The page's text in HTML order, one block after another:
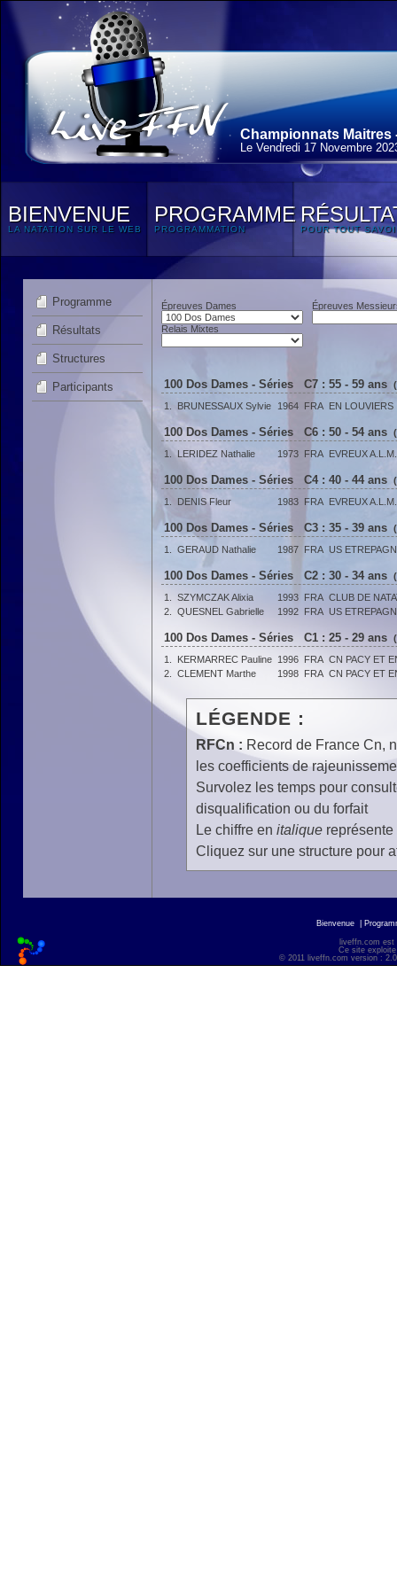
Championnats Maitres
Le Vendredi 17 Novembre
BIENVENUE
LA NATATION SUR LE WEB
PROGRAMME
PROGRAMMATION POUR TOUT
Programme
Résultats
Structures
Participants
Épreuves Dames Épreuves
Relais Mixtes
100 Dos Dames - Séries C7 : 55 - 59 ans
1.
BRUNESSAUX Sylvie 1964 FRA EN LOUVIERS
100 Dos Dames - Séries C6 : 50 - 54 ans
1. LERIDEZ Nathalie 1973 FRA EVREUX
100 Dos Dames - Séries C4 : 40 - 44 ans
1.
DENIS Fleur 1983 FRA EVREUX
100 Dos Dames - Séries C3 : 35 - 39 ans
1.
GERAUD Nathalie 1987 FRA US
100 Dos Dames - Séries C2 : 30 - 34 ans
1.
SZYMCZAK Alixia 1993 FRA CLUB DE
2.
QUESNEL Gabrielle 1992 FRA US
100 Dos Dames - Séries C1 : 25 - 29 ans
1.
KERMARREC Pauline 1996 FRA CN PACY ET
2.
CLEMENT Marthe 1998 FRA CN PACY ET
LÉGENDE :
RFCn : Record de France Cn,
les coefficients de
Survolez les temps pour
disqualification ou du forfait
Le chiffre en italiquereprésente
Cliquez sur une structure pour
Bienvenue
liveffn.com est
Ce site
© 2011 liveffn.com version :